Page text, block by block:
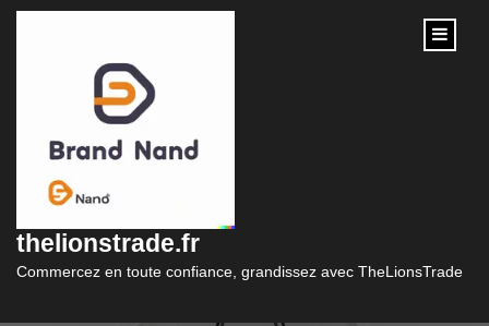
content
thelionstrade.fr
Commercez en toute confiance, grandissez avec TheLionsTrade